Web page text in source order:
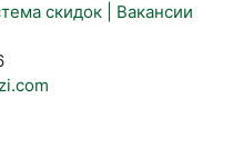
скидок | Вакансии